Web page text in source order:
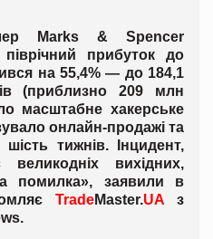
Marks & Spencer
прибуток до
на 55,4% — до 184,1
(приблизно 209 млн
масштабне хакерське
онлайн-продажі та
шість тижнів. Інцидент,
вихідних,
помилка», заявили в
TradeMaster.UAз
.